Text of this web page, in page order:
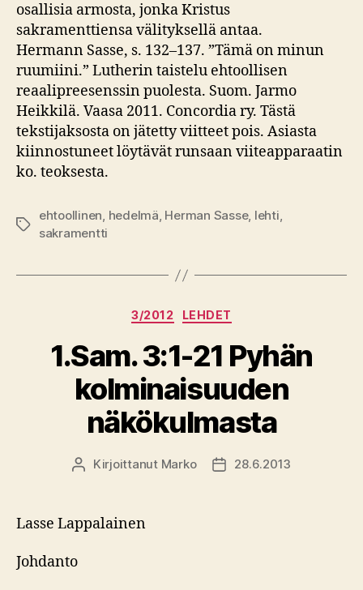
osallisia armosta, jonka Kristus
sakramenttiensa välityksellä antaa.
Hermann Sasse, s. 132–137. ”Tämä on minun
ruumiini.” Lutherin taistelu ehtoollisen
reaalipreesenssin puolesta. Suom. Jarmo
Heikkilä. Vaasa 2011. Concordia ry. Tästä
tekstijaksosta on jätetty viitteet pois. Asiasta
kiinnostuneet löytävät runsaan viiteapparaatin
ko. teoksesta.
Avainsanat
ehtoollinen, hedelmä, Herman Sasse, lehti,
sakramentti
Kategoriat
3/2012 LEHDET
1.Sam. 3:1-21 Pyhän
kolminaisuuden
näkökulmasta
Kirjoittaja
Kirjoittanut Marko Julkaisupäivämäärä
28.6.2013
Lasse Lappalainen
Johdanto